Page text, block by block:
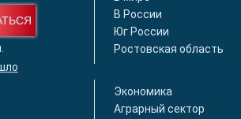
В России
Юг России
Ростовская область
Экономика
Аграрный сектор